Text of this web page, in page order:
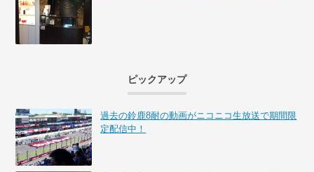
ピックアップ
過去の鈴鹿8耐の動画がニコニコ生放送で期間限
定配信中！